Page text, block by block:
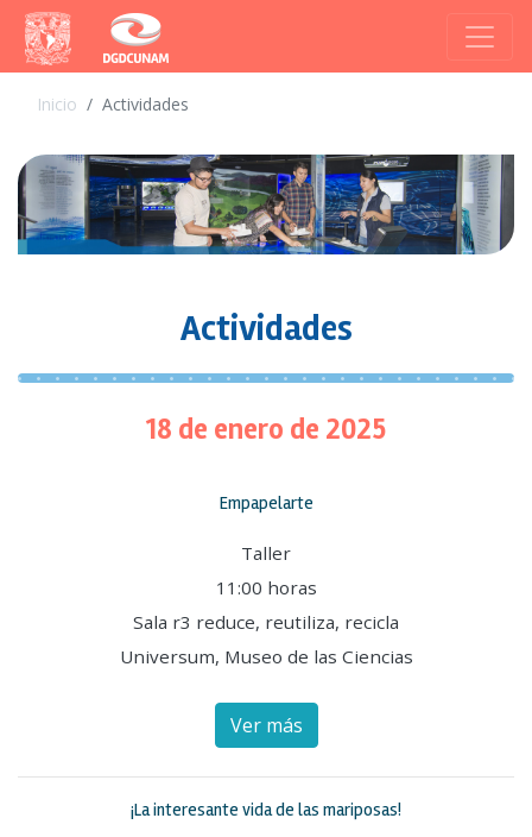
Inicio Actividades
Actividades
18 de enero de 2025
Empapelarte
Taller
11:00 horas
Sala r3 reduce, reutiliza, recicla
Universum, Museo de las Ciencias
Ver más
¡La interesante vida de las mariposas!